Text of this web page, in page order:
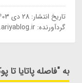
تاریخ انتشار:28 دی 1403
گردآورنده:
به "فاصله پاتایا تا